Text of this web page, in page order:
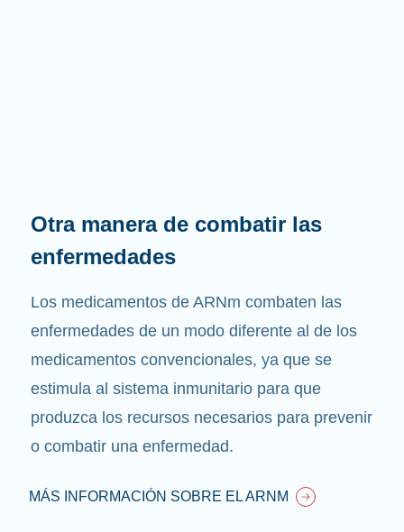
Otra manera de combatir las
enfermedades
Los medicamentos de ARNm combaten las
enfermedades de un modo diferente al de los
medicamentos convencionales, ya que se
estimula al sistema inmunitario para que
produzca los recursos necesarios para prevenir
o combatir una enfermedad.
MÁS INFORMACIÓN SOBRE EL ARNM